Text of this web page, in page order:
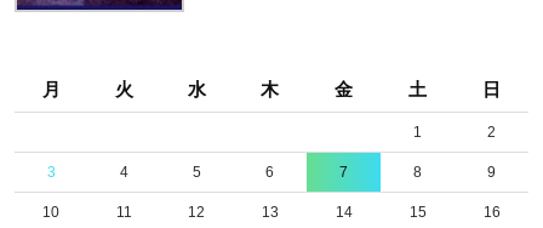
月 火 水 木 金 土 日
1 2
3 4 5 6 7 8 9
10 11 12 13 14 15 16